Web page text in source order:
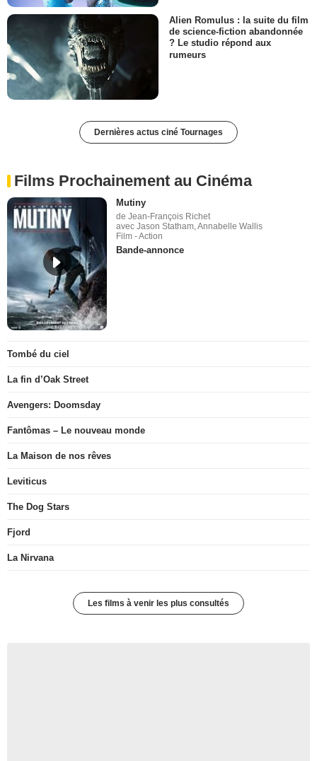
Alien Romulus : la suite du film
de science-fiction abandonnée
? Le studio répond aux
rumeurs
Dernières actus ciné Tournages
Films Prochainement au Cinéma
Mutiny
de Jean-François Richet
avec Jason Statham, Annabelle Wallis
Film - Action
Bande-annonce
Tombé du ciel
La fin d’Oak Street
Avengers: Doomsday
Fantômas – Le nouveau monde
La Maison de nos rêves
Leviticus
The Dog Stars
Fjord
La Nirvana
Les films à venir les plus consultés